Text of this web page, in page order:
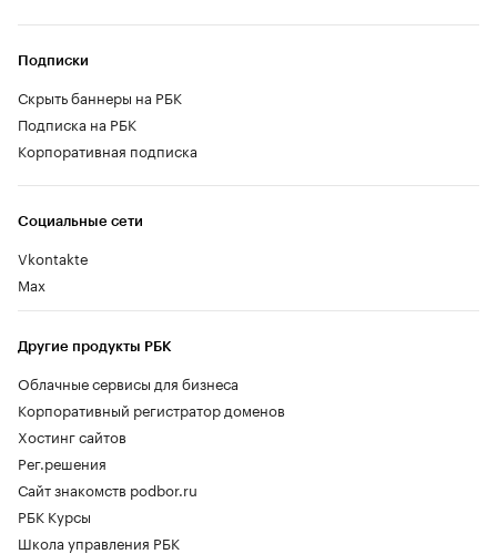
Социальные сети
Vkontakte
Max
Другие продукты РБК
Облачные сервисы для бизнеса
Корпоративный регистратор доменов
Хостинг сайтов
Рег.решения
Сайт знакомств podbor.ru
РБК Курсы
Школа управления РБК
Подписки
Скрыть баннеры на РБК
Подписка на РБК
Корпоративная подписка